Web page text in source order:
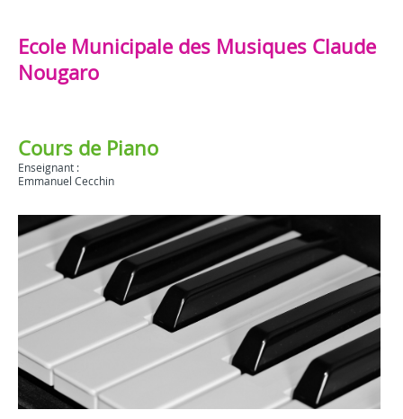
Ecole Municipale des Musiques Claude
Nougaro
Cours de Piano
Enseignant :
Emmanuel Cecchin